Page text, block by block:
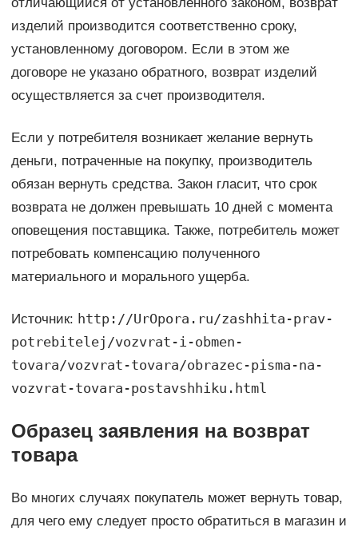
отличающийся от установленного законом, возврат
изделий производится соответственно сроку,
установленному договором. Если в этом же
договоре не указано обратного, возврат изделий
осуществляется за счет производителя.
Если у потребителя возникает желание вернуть
деньги, потраченные на покупку, производитель
обязан вернуть средства. Закон гласит, что срок
возврата не должен превышать 10 дней с момента
оповещения поставщика. Также, потребитель может
потребовать компенсацию полученного
материального и морального ущерба.
Источник: http://UrOpora.ru/zashhita-prav-
potrebitelej/vozvrat-i-obmen-
tovara/vozvrat-tovara/obrazec-pisma-na-
vozvrat-tovara-postavshhiku.html
Образец заявления на возврат
товара
Во многих случаях покупатель может вернуть товар,
для чего ему следует просто обратиться в магазин и